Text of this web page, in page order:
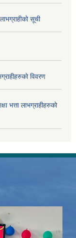
सूची
विवरण
भत्ता लाभग्राहीहरुको